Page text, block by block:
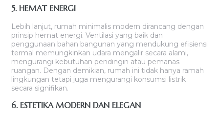
5. HEMAT ENERGI
Lebih lanjut, rumah minimalis modern dirancang dengan
prinsip hemat energi. Ventilasi yang baik dan
penggunaan bahan bangunan yang mendukung efisiensi
termal memungkinkan udara mengalir secara alami,
mengurangi kebutuhan pendingin atau pemanas
ruangan. Dengan demikian, rumah ini tidak hanya ramah
lingkungan tetapi juga mengurangi konsumsi listrik
secara signifikan.
6. ESTETIKA MODERN DAN ELEGAN